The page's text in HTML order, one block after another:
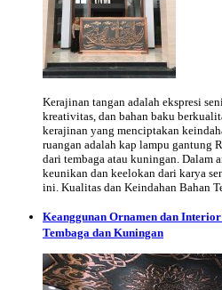
Kerajinan tangan adalah ekspresi
kreativitas, dan bahan baku
kerajinan yang menciptakan
ruangan adalah kap lampu gantung
dari tembaga atau kuningan.
keunikan dan keelokan dari karya
ini. Kualitas dan Keindahan Bahan
Keanggunan Ornamen dan
Tembaga dan Kuningan